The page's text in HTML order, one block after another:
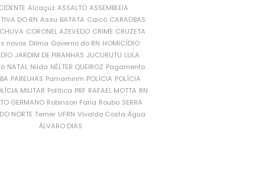
Alcaçuz ASSALTO ASSEMBLEIA
DO RN Assu BATATA Caicó CARAÚBAS
CORONEL AZEVEDO CRIME CRUZETA
novos Dilma Governo do RN HOMICÍDIO
JARDIM DE PIRANHAS JUCURUTU LULA
NATAL Nilda NÉLTER QUEIROZ Pagamento
PARELHAS Parnamirim POLÍCIA POLÍCIA
MILITAR Política PRF RAFAEL MOTTA RN
GERMANO Robinson Faria Roubo SERRA
NORTE Temer UFRN Vivaldo Costa Água
ÁLVARO DIAS